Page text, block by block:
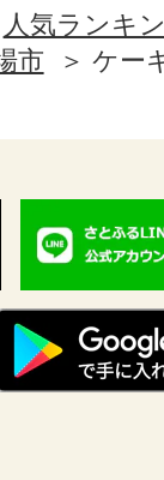
人気ランキ
市 ケー